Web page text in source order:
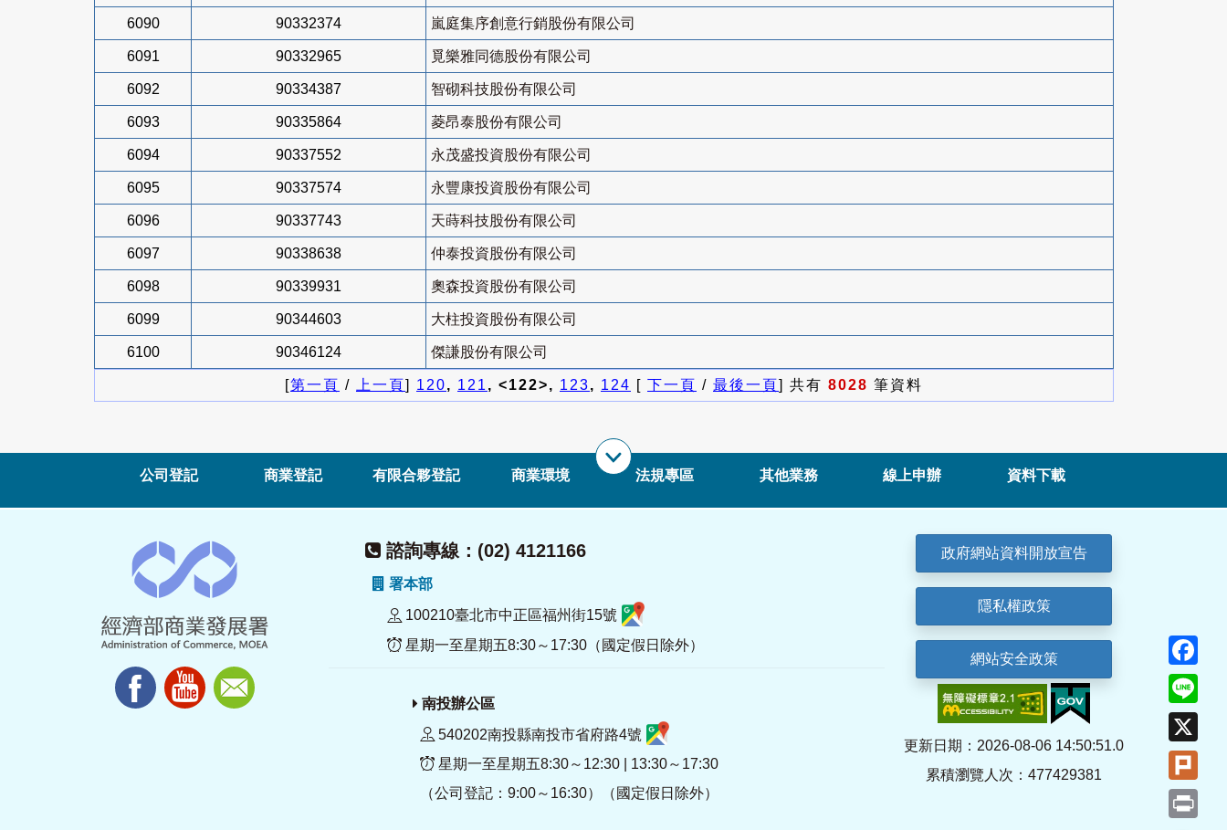
6090 90332374 嵐庭集序創意行銷股份有限公司
6091 90332965 覓樂雅同德股份有限公司
6092 90334387 智砌科技股份有限公司
6093 90335864 菱昂泰股份有限公司
6094 90337552 永茂盛投資股份有限公司
6095 90337574 永豐康投資股份有限公司
6096 90337743 天蒔科技股份有限公司
6097 90338638 仲泰投資股份有限公司
6098 90339931 奧森投資股份有限公司
6099 90344603 大柱投資股份有限公司
6100 90346124 傑謙股份有限公司
[第一頁 / 上一頁] 120, 121, <122>, 123, 124 [ 下一頁 / 最後一頁] 共有 8028 筆資料
公司登記 商業登記 有限合夥登記 商業環境 法規專區 其他業務 線上申辦 資料下載
諮詢專線：(02) 4121166
署本部
100210臺北市中正區福州街15號
星期一至星期五8:30～17:30（國定假日除外）
南投辦公區
540202南投縣南投市省府路4號
星期一至星期五8:30～12:30 | 13:30～17:30
（公司登記：9:00～16:30）（國定假日除外）
政府網站資料開放宣告
隱私權政策
網站安全政策
更新日期：2026-08-06 14:50:51.0
累積瀏覽人次：477429381